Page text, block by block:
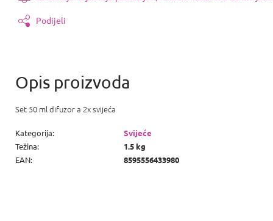
Podijeli
Set 50 ml difuzor a 2x svijeća
Kategorija:
Svijeće
Težina:
1.5 kg
EAN: 8595556433980